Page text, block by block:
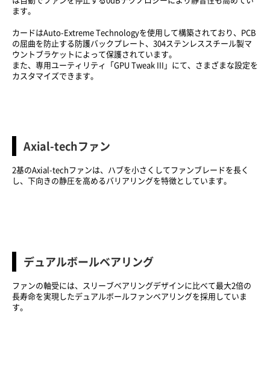
ます。
カードはAuto-Extreme Technologyを使用して構築されており、PCB
の屈曲を防止する防護バックプレート、 304ステンレススチール製マ
ウントブラケット によって保護されています。
また、専用ユーティリティ「GPU Tweak III」にて、さまざまな設定を
カスタマイズできます。
Axial-techファン
2基のAxial-techファンは、ハブを小さくしてファンブレードを長く
し、下向きの静圧を高めるバリアリングを特徴としています。
デュアルボールベアリング
ファンの軸受には、スリーブベアリングデザインに比べて最大2倍の
長寿命を実現したデュアルボールファンベアリングを採用していま
す。